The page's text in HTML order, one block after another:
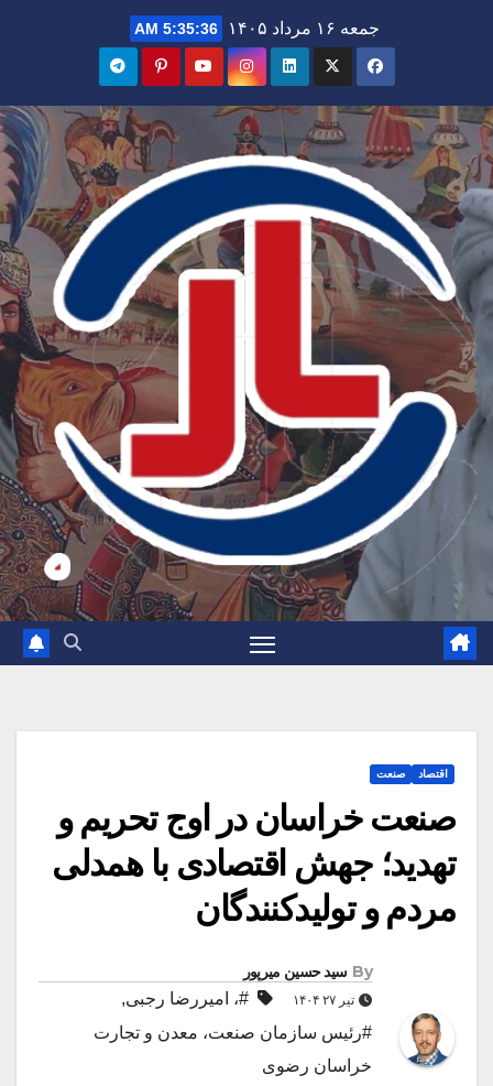
جمعه ۱۶ مرداد ۱۴۰۵ 5:35:37 AM
اقتصاد صنعت
صنعت خراسان در اوج تحریم و
تهدید؛ جهش اقتصادی با همدلی
مردم و تولیدکنندگان
By سید حسین میرپور
تیر ۲۷ ۱۴۰۴ #، امیررضا رجبی,
#رئیس سازمان صنعت، معدن و تجارت
خراسان رضوی